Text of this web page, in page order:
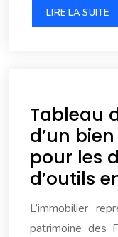
LIRE LA SUITE
Tableau
d’un
pour les
d’outils
L’immobilier
patrimoine des